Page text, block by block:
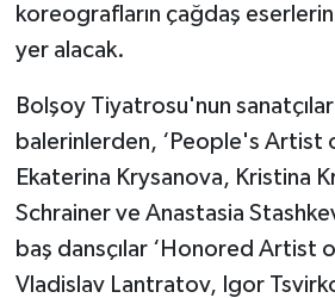
koreografların çağdaş
yer alacak.
Bolşoy Tiyatrosu'nun
balerinlerden, ‘People's Artist
Ekaterina Krysanova, Kristina
Schrainer ve Anastasia
baş dansçılar ‘Honored Artist
Vladislav Lantratov, Igor